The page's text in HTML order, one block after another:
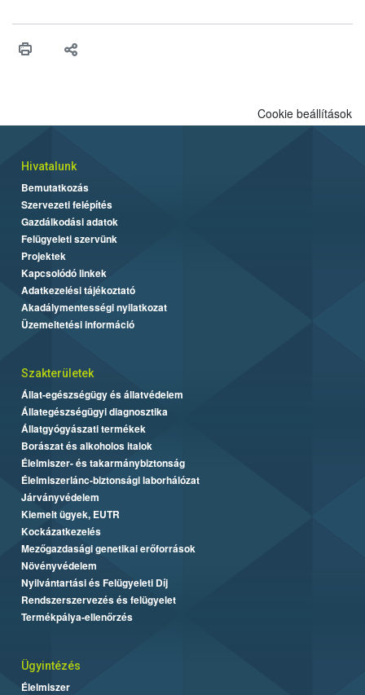
érésű szőlőkben is legyen lehetőség a károsító elleni további
felhasználók számára is elérhető és ökológiai termesztésben is
Cookie beállítások
Hivatalunk
Bemutatkozás
Szervezeti felépítés
Gazdálkodási adatok
Felügyeleti szervünk
Projektek
Kapcsolódó linkek
Adatkezelési tájékoztató
Akadálymentességi nyilatkozat
Üzemeltetési információ
Szakterületek
Állat-egészségügy és állatvédelem
Állategészségügyi diagnosztika
Állatgyógyászati termékek
Borászat és alkoholos italok
Élelmiszer- és takarmánybiztonság
Élelmiszerlánc-biztonsági laborhálózat
Járványvédelem
Kiemelt ügyek, EUTR
Kockázatkezelés
Mezőgazdasági genetikai erőforrások
Növényvédelem
Nyilvántartási és Felügyeleti Díj
Rendszerszervezés és felügyelet
Termékpálya-ellenőrzés
Ügyintézés
Élelmiszer